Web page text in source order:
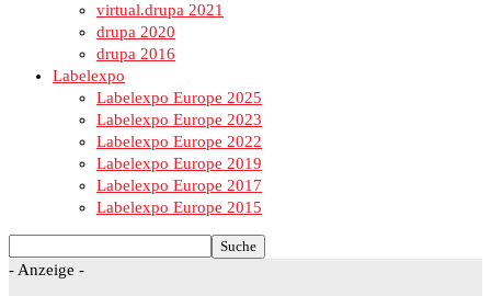
virtual.drupa 2021
drupa 2020
drupa 2016
Labelexpo
Labelexpo Europe 2025
Labelexpo Europe 2023
Labelexpo Europe 2022
Labelexpo Europe 2019
Labelexpo Europe 2017
Labelexpo Europe 2015
- Anzeige -